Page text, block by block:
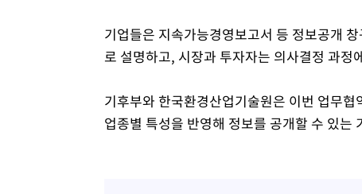
기업들은 지속가능경영보고서 등 정보공개
로 설명하고, 시장과 투자자는 의사결정 과정
기후부와 한국환경산업기술원은 이번 업무
업종별 특성을 반영해 정보를 공개할 수 있는